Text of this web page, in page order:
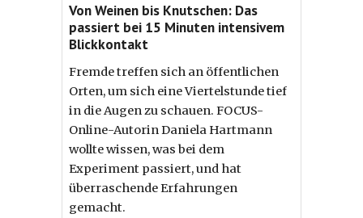
Von Weinen bis Knutschen: Das
passiert bei 15 Minuten intensivem
Blickkontakt
Fremde treffen sich an öffentlichen
Orten, um sich eine Viertelstunde tief
in die Augen zu schauen. FOCUS-
Online-Autorin Daniela Hartmann
wollte wissen, was bei dem
Experiment passiert, und hat
überraschende Erfahrungen
gemacht.